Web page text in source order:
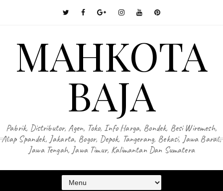
MAHKOTA
BAJA
Pabrik, Distributor, Agen, Toko, Info Harga, Bondek, Besi Wiremesh,
Atap Spandek, Jakarta, Bogor, Depok, Tangerang, Bekasi, Jawa Barat,
Jawa Tengah, Jawa Timur, Kalimantan Dan Sumatera